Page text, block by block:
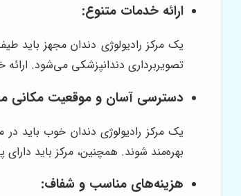
ارائه خدمات متنوع:
تصویربرداری دندانپزشکی می‌شود. ارائه
دسترسی آسان و موقعیت مکانی
یک مرکز رادیولوژی دندان خوب باید
بهره‌مند شوند. همچنین، مرکز باید
هزینه‌های مناسب و شفاف: